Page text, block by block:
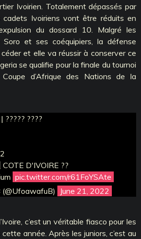
Ivoirien. Totalement dépassés par
cadets Ivoiriens vont être réduits en
du dossard 10. Malgré les
et ses coéquipiers, la défense
et elle va réussir à conserver ce
se qualifie pour la finale du tournoi
d’Afrique des Nations de la
????? ????
D'IVOIRE ??
pic.twitter.com/r61FoYSAte
June 21, 2022
c’est un véritable fiasco pour les
année. Après les juniors, c’est au